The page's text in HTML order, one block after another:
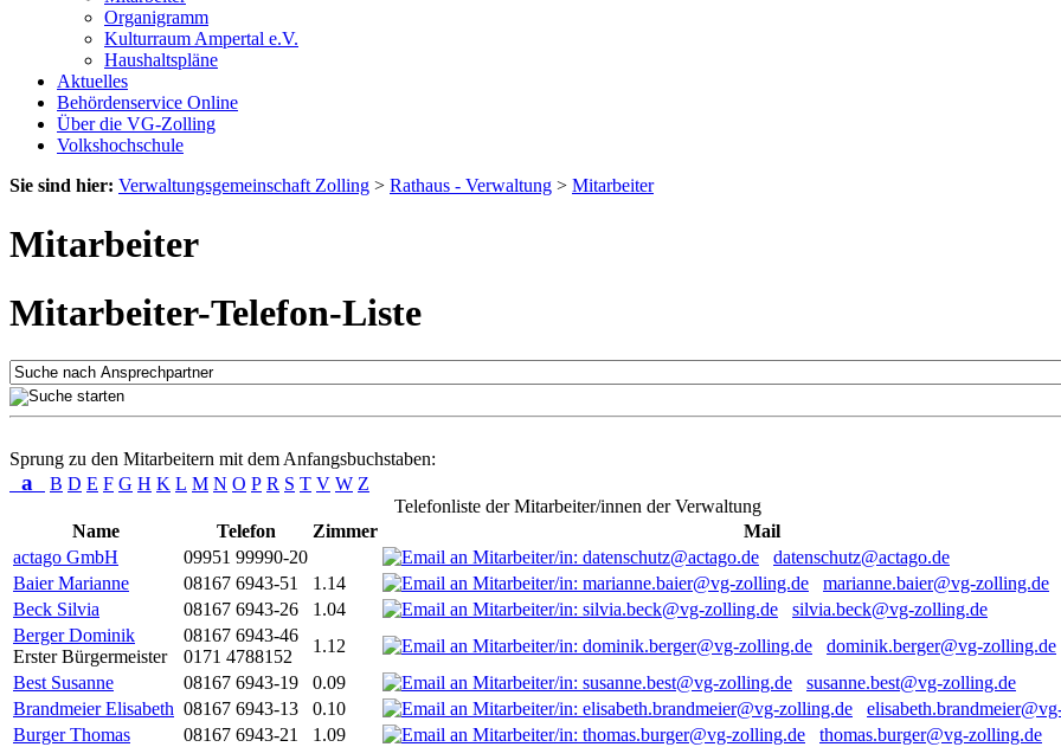
Organigramm
Kulturraum Ampertal e.V.
Haushaltspläne
Aktuelles
Behördenservice Online
Über die VG-Zolling
Volkshochschule
Sie sind hier: Verwaltungsgemeinschaft Zolling > Rathaus - Verwaltung > Mitarbeiter
Mitarbeiter
Mitarbeiter-Telefon-Liste
Sprung zu den Mitarbeitern mit dem Anfangsbuchstaben:
a B D E F G H K L M N O P R S T V W Z
Telefonliste der Mitarbeiter/innen der Verwaltung
Name
Telefon Zimmer
Mail
actago GmbH
09951 99990-20
datenschutz@actago.de
Baier Marianne
08167 6943-51 1.14
marianne.baier@vg-zolling.de
Beck Silvia
08167 6943-26 1.04
silvia.beck@vg-zolling.de
Berger Dominik
Erster Bürgermeister
08167 6943-46
0171 4788152
1.12
dominik.berger@vg-zolling.de
Best Susanne
08167 6943-19 0.09
susanne.best@vg-zolling.de
Brandmeier Elisabeth 08167 6943-13 0.10
Burger Thomas
08167 6943-21 1.09
thomas.burger@vg-zolling.de